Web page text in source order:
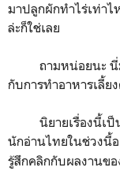
มาปลูกผักทำไร่เท่าไ
ล่ะก็ใช่เลย
ถามหน่อยนะ นี่มัน
กับการทำอาหารเลี้ย
นิยายเรื่องนี้เป็น
นักอ่านไทยในช่วงนี้
รู้สึกคลิกกับผลงานข